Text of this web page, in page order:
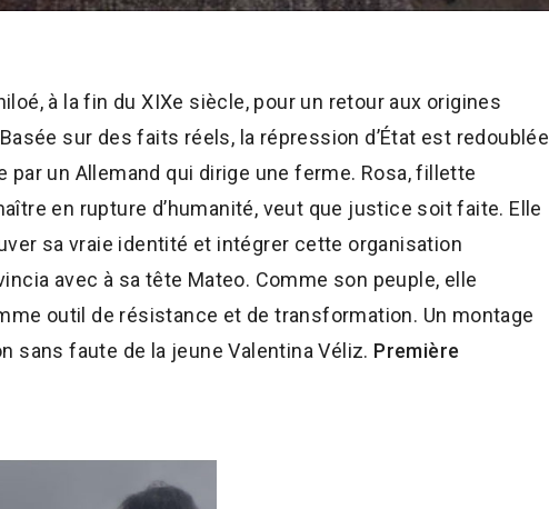
à la fin du XIXe siècle, pour un retour aux origines
sur des faits réels, la répression d’État est redoublée
un Allemand qui dirige une ferme. Rosa, fillette
en rupture d’humanité, veut que justice soit faite. Elle
sa vraie identité et intégrer cette organisation
avec à sa tête Mateo. Comme son peuple, elle
outil de résistance et de transformation. Un montage
sans faute de la jeune Valentina Véliz. Première